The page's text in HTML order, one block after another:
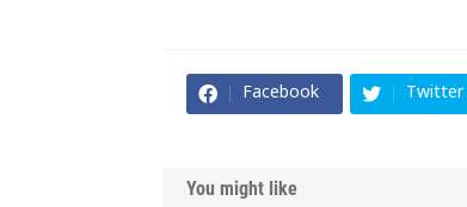
Facebook Twitter
You might like